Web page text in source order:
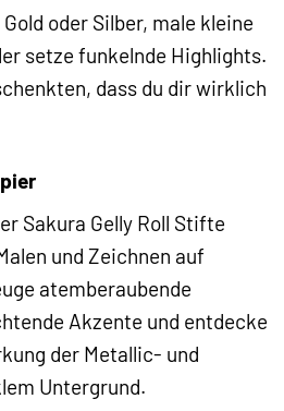
oder Silber, male kleine
setze funkelnde Highlights.
dass du dir wirklich
Sakura Gelly Roll Stifte
und Zeichnen auf
atemberaubende
Akzente und entdecke
der Metallic- und
Untergrund.